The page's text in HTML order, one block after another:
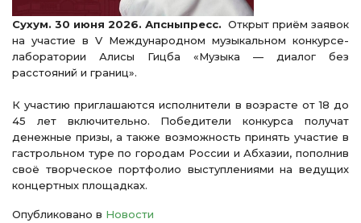
Сухум. 30 июня 2026. Апсныпресс. Открыт приём заявок
на участие в V Международном музыкальном конкурсе-
лаборатории Алисы Гицба «Музыка — диалог без
расстояний и границ».
К участию приглашаются исполнители в возрасте от 18 до
45 лет включительно. Победители конкурса получат
денежные призы, а также возможность принять участие в
гастрольном туре по городам России и Абхазии, пополнив
своё творческое портфолио выступлениями на ведущих
концертных площадках.
Опубликовано в Новости